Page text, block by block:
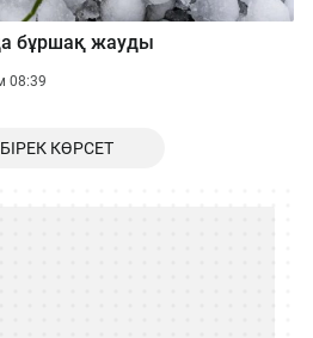
бұршақ жауды
08:39
КӨРСЕТ